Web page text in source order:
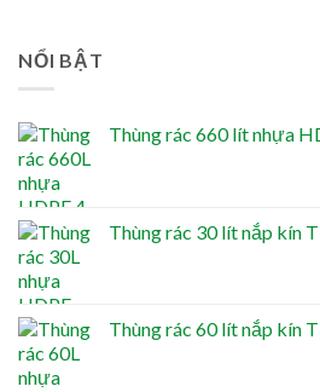
NỔI BẬT
Thùng rác 660 lít nhựa
Thùng rác 30 lít nắp kín
Thùng rác 60 lít nắp kín